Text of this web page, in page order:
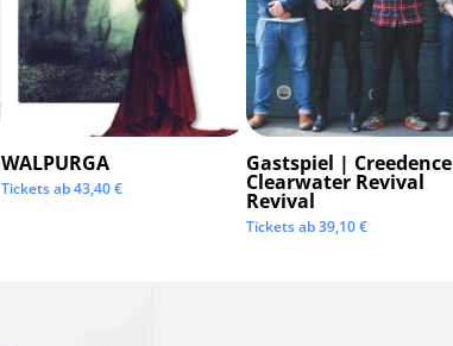
WALPURGA
Tickets ab43,40€
Gastspiel | Creedence
Clearwater Revival
Revival
Tickets ab39,10€